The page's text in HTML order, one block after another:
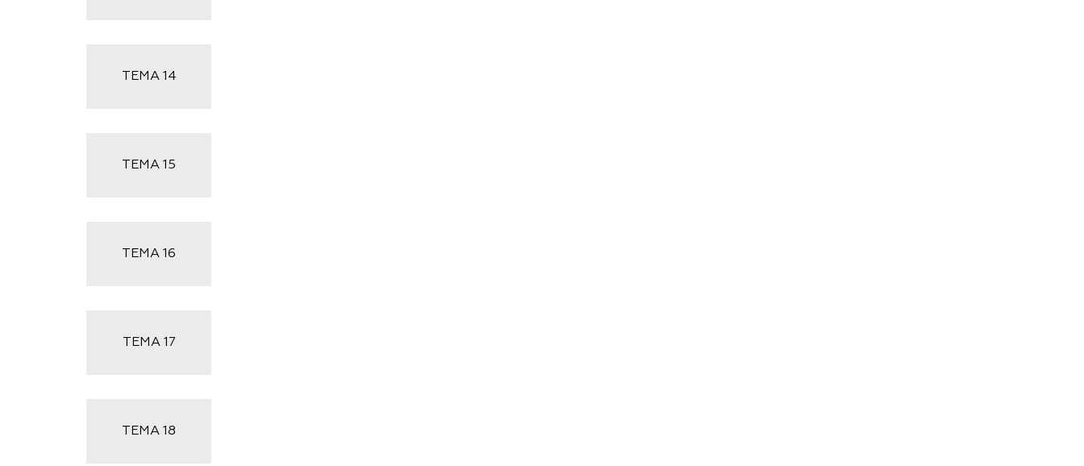
ТЕМА14
ТЕМА 15
ТЕМА 16
ТЕМА17
ТЕМА 18